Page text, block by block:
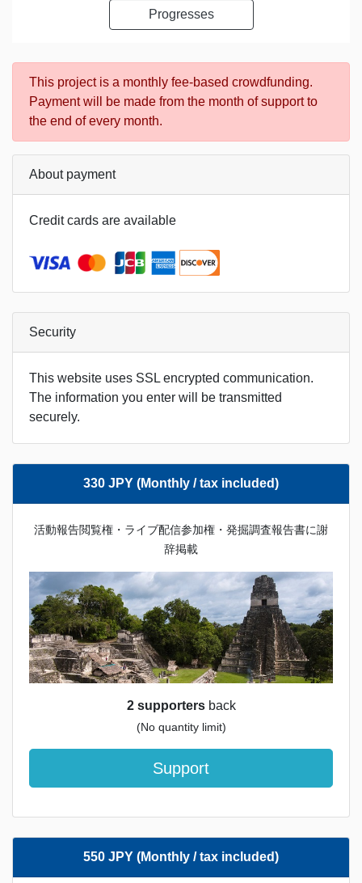
Progresses
This project is a monthly fee-based crowdfunding.
Payment will be made from the month of support to
the end of every month.
About payment
Credit cards are available
Security
This website uses SSL encrypted communication.
The information you enter will be transmitted
securely.
330 JPY (Monthly / tax included)
活動報告閲覧権・ライブ配信参加権・発掘調査報告書に謝
辞掲載
2 supportersback
(No quantity limit)
Support
550 JPY (Monthly / tax included)